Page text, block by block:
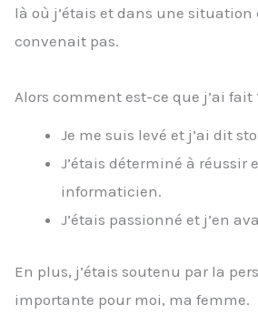
là où j’étais et dans une situation
convenait pas.
Alors comment est-ce que j’ai fait
Je me suis levé et j’ai dit
J’étais déterminé à réussir
informaticien.
J’étais passionné et j’en
En plus, j’étais soutenu par la
importante pour moi, ma femme.